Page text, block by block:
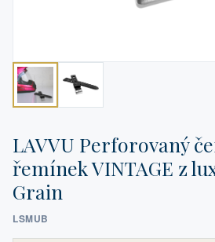
LAVVU Perforovaný
řemínek VINTAGE z
Grain
LSMUB